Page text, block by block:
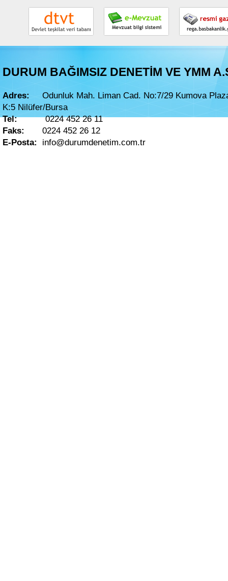
DURUM BAĞIMSIZ DENETİM VE YMM
Adres:
Odunluk Mah. Liman Cad. No:7/29 Kumova
K:5 Nilüfer/Bursa
Tel:
0224 452 26 11
Faks:
0224 452 26 12
E-Posta: info@durumdenetim.com.tr